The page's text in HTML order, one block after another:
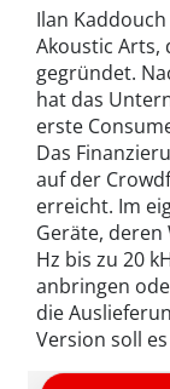
Ilan
Akoustic Arts,
gegründet.
hat das
erste
Das
auf der
erreicht. Im
Geräte,
Hz bis zu 20
anbringen
die
Version soll